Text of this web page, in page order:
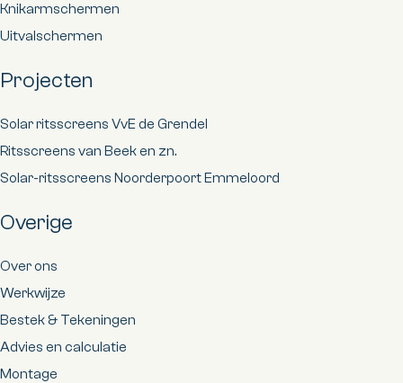
Knikarmschermen
Uitvalschermen
Projecten
Solar ritsscreens VvE de Grendel
Ritsscreens van Beek en zn.
Solar-ritsscreens Noorderpoort Emmeloord
Overige
Over ons
Werkwijze
Bestek & Tekeningen
Advies en calculatie
Montage